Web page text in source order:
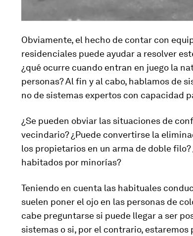
Obviamente, el hecho de contar con
residenciales puede ayudar a resolver
¿qué ocurre cuando entran en juego la
personas? Al fin y al cabo, hablamos de
no de sistemas expertos con capacidad
¿Se pueden obviar las situaciones de
vecindario? ¿Puede convertirse la
los propietarios en un arma de doble
habitados por minorías?
Teniendo en cuenta las habituales
suelen poner el ojo en las personas de
cabe preguntarse si puede llegar a ser
sistemas o si, por el contrario,